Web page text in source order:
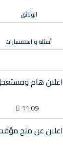
الوثائق
أسئلة و استفسارات
اعلان هام
11:09
اعلان عن منح